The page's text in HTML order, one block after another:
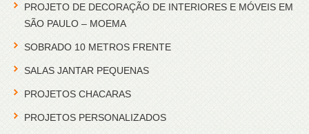
PROJETO DE DECORAÇÃO DE INTERIORES E MÓVEIS EM
SÃO PAULO – MOEMA
SOBRADO 10 METROS FRENTE
SALAS JANTAR PEQUENAS
PROJETOS CHACARAS
PROJETOS PERSONALIZADOS